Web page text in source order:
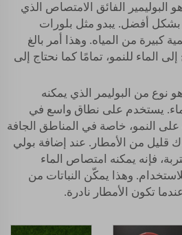
البوليمير الفائق الامتصاص الذي
بشكل أفضل. يبدو مثل بلورات
كبيرة من المياه. وهذا أمر بالغ
إلى الماء للنمو، تمامًا كما نحتاج إلى
نوع من البوليمر الذي يمكنه
يستخدم على نطاق واسع في
على النمو، خاصة في المناطق الجافة
قليل من الأمطار. عند إضافة بولي
فإنه يمكنه امتصاص الماء
وهذا يمكّن النباتات من
تكون الأمطار نادرة.